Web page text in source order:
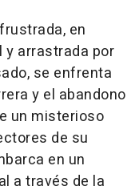
en
arrastrada por
se enfrenta
y el abandono
un misterioso
de su
en un
a través de la